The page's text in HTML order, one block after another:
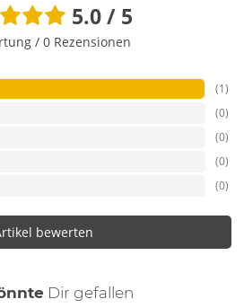
aber gemütlich. Ein sanfter
deine Haut schnell reagiert.
Frage stellen
5.0 / 5
/ 0 Rezensionen
(1)
(0)
(0)
(0)
(0)
bewerten
Dir auch
gefallen